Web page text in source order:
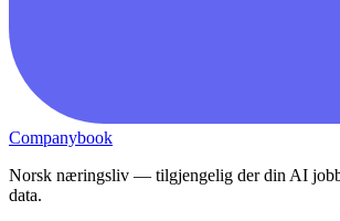
Companybook
Norsk næringsliv — tilgjengelig der din AI
data.